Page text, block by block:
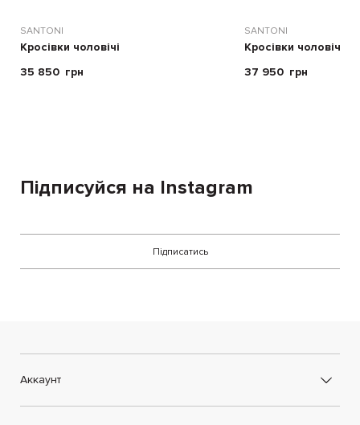
SANTONI
Кросівки чоловічі
35 850 грн
SANTONI
Кросівки чоловічі
37 950 грн
Підписуйся на Instagram
Підписатись
Аккаунт